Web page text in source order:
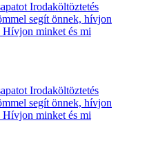
Irodaköltöztetés
segít önnek, hívjon
Hívjon minket és mi
Irodaköltöztetés
segít önnek, hívjon
Hívjon minket és mi